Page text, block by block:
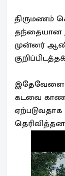
திருமணம்
தந்தையான
முன்னர் ஆண்
இதேவேளை
கடவை